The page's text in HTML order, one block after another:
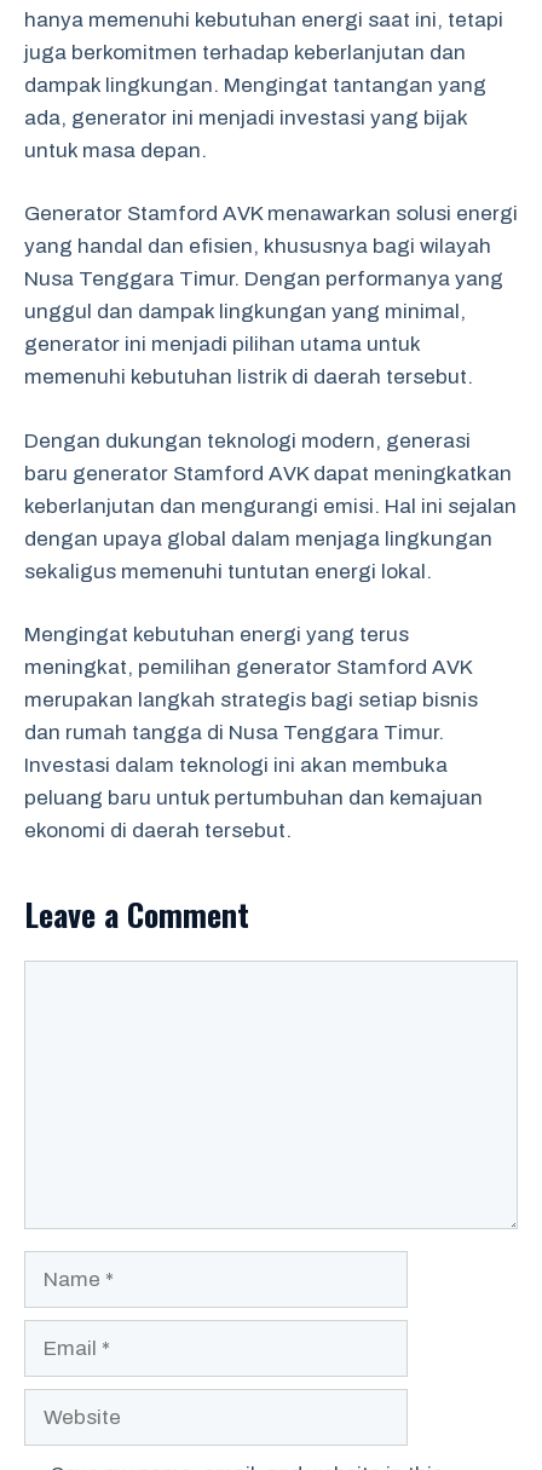
hanya memenuhi kebutuhan energi saat ini, tetapi
juga berkomitmen terhadap keberlanjutan dan
dampak lingkungan. Mengingat tantangan yang
ada, generator ini menjadi investasi yang bijak
untuk masa depan.
Generator Stamford AVK menawarkan solusi energi
yang handal dan efisien, khususnya bagi wilayah
Nusa Tenggara Timur. Dengan performanya yang
unggul dan dampak lingkungan yang minimal,
generator ini menjadi pilihan utama untuk
memenuhi kebutuhan listrik di daerah tersebut.
Dengan dukungan teknologi modern, generasi
baru generator Stamford AVK dapat meningkatkan
keberlanjutan dan mengurangi emisi. Hal ini sejalan
dengan upaya global dalam menjaga lingkungan
sekaligus memenuhi tuntutan energi lokal.
Mengingat kebutuhan energi yang terus
meningkat, pemilihan generator Stamford AVK
merupakan langkah strategis bagi setiap bisnis
dan rumah tangga di Nusa Tenggara Timur.
Investasi dalam teknologi ini akan membuka
peluang baru untuk pertumbuhan dan kemajuan
ekonomi di daerah tersebut.
Leave a Comment
Website